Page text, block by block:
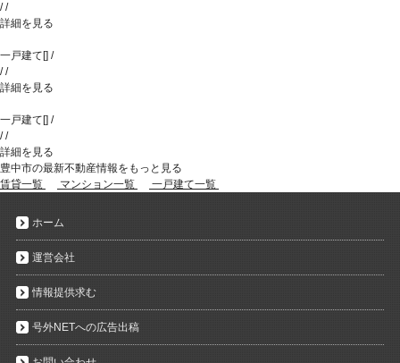
//
詳細を見る
一戸建て [] /
//
詳細を見る
一戸建て [] /
//
詳細を見る
豊中市の最新不動産情報をもっと見る
賃貸一覧
マンション一覧 一戸建て一覧
ホーム
運営会社
情報提供求む
号外NETへの広告出稿